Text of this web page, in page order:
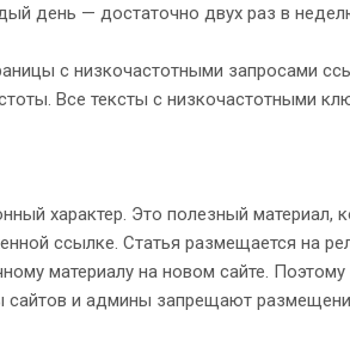
день — достаточно двух раз в
с низкочастотными запросами
Все тексты с низкочастотными
характер. Это полезный материал,
ссылке. Статья размещается на
материалу на новом сайте.
и админы запрещают